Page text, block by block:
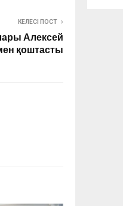
КЕЛЕСІ ПОСТ
Алексей
қоштасты